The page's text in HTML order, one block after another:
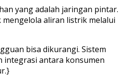
yang adalah jaringan pintar.
aliran listrik melalui
bisa dikurangi. Sistem
integrasi antara konsumen